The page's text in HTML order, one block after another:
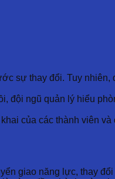
sự thay đổi. Tuy
đội ngũ quản lý hiểu
của các thành viên
giao năng lực, thay